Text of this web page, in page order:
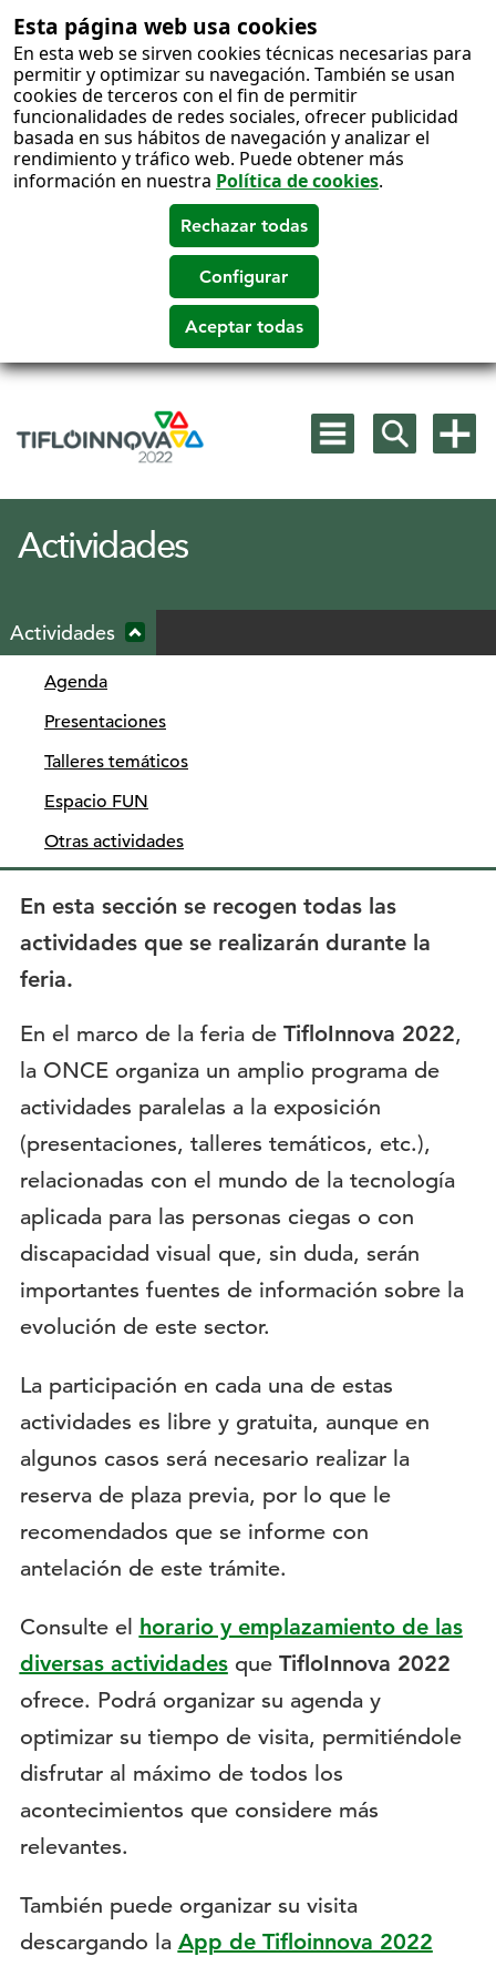
Esta página web usa cookies
En esta web se sirven cookies técnicas necesarias para
permitir y optimizar su navegación. También se usan
cookies de terceros con el fin de permitir
funcionalidades de redes sociales, ofrecer publicidad
basada en sus hábitos de navegación y analizar el
rendimiento y tráfico web. Puede obtener más
información en nuestra Política de cookies.
Salto
contenido
Mostrar
menú
Mostrar
buscadormás
Actividades
Actividades
Ocultar
submenú
Agenda
Presentaciones
Talleres temáticos
Espacio FUN
Otras actividades
En esta sección se recogen todas las
actividades que se realizarán durante la
feria.
En el marco de la feria de TifloInnova 2022,
la ONCE organiza un amplio programa de
actividades paralelas a la exposición
(presentaciones, talleres temáticos, etc.),
relacionadas con el mundo de la tecnología
aplicada para las personas ciegas o con
discapacidad visual que, sin duda, serán
importantes fuentes de información sobre la
evolución de este sector.
La participación en cada una de estas
actividades es libre y gratuita, aunque en
algunos casos será necesario realizar la
reserva de plaza previa, por lo que le
recomendados que se informe con
antelación de este trámite.
Consulte el horario y emplazamiento de las
diversas actividadesque TifloInnova 2022
ofrece. Podrá organizar su agenda y
optimizar su tiempo de visita, permitiéndole
disfrutar al máximo de todos los
acontecimientos que considere más
relevantes.
También puede organizar su visita
descargando la App de Tifloinnova 2022